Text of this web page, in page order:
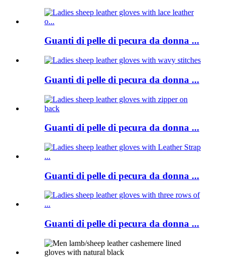
Guanti di pelle di pecura da donna ...
Guanti di pelle di pecura da donna ...
Guanti di pelle di pecura da donna ...
Guanti di pelle di pecura da donna ...
Guanti di pelle di pecura da donna ...